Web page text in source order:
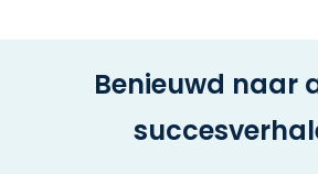
Benieuwd naar